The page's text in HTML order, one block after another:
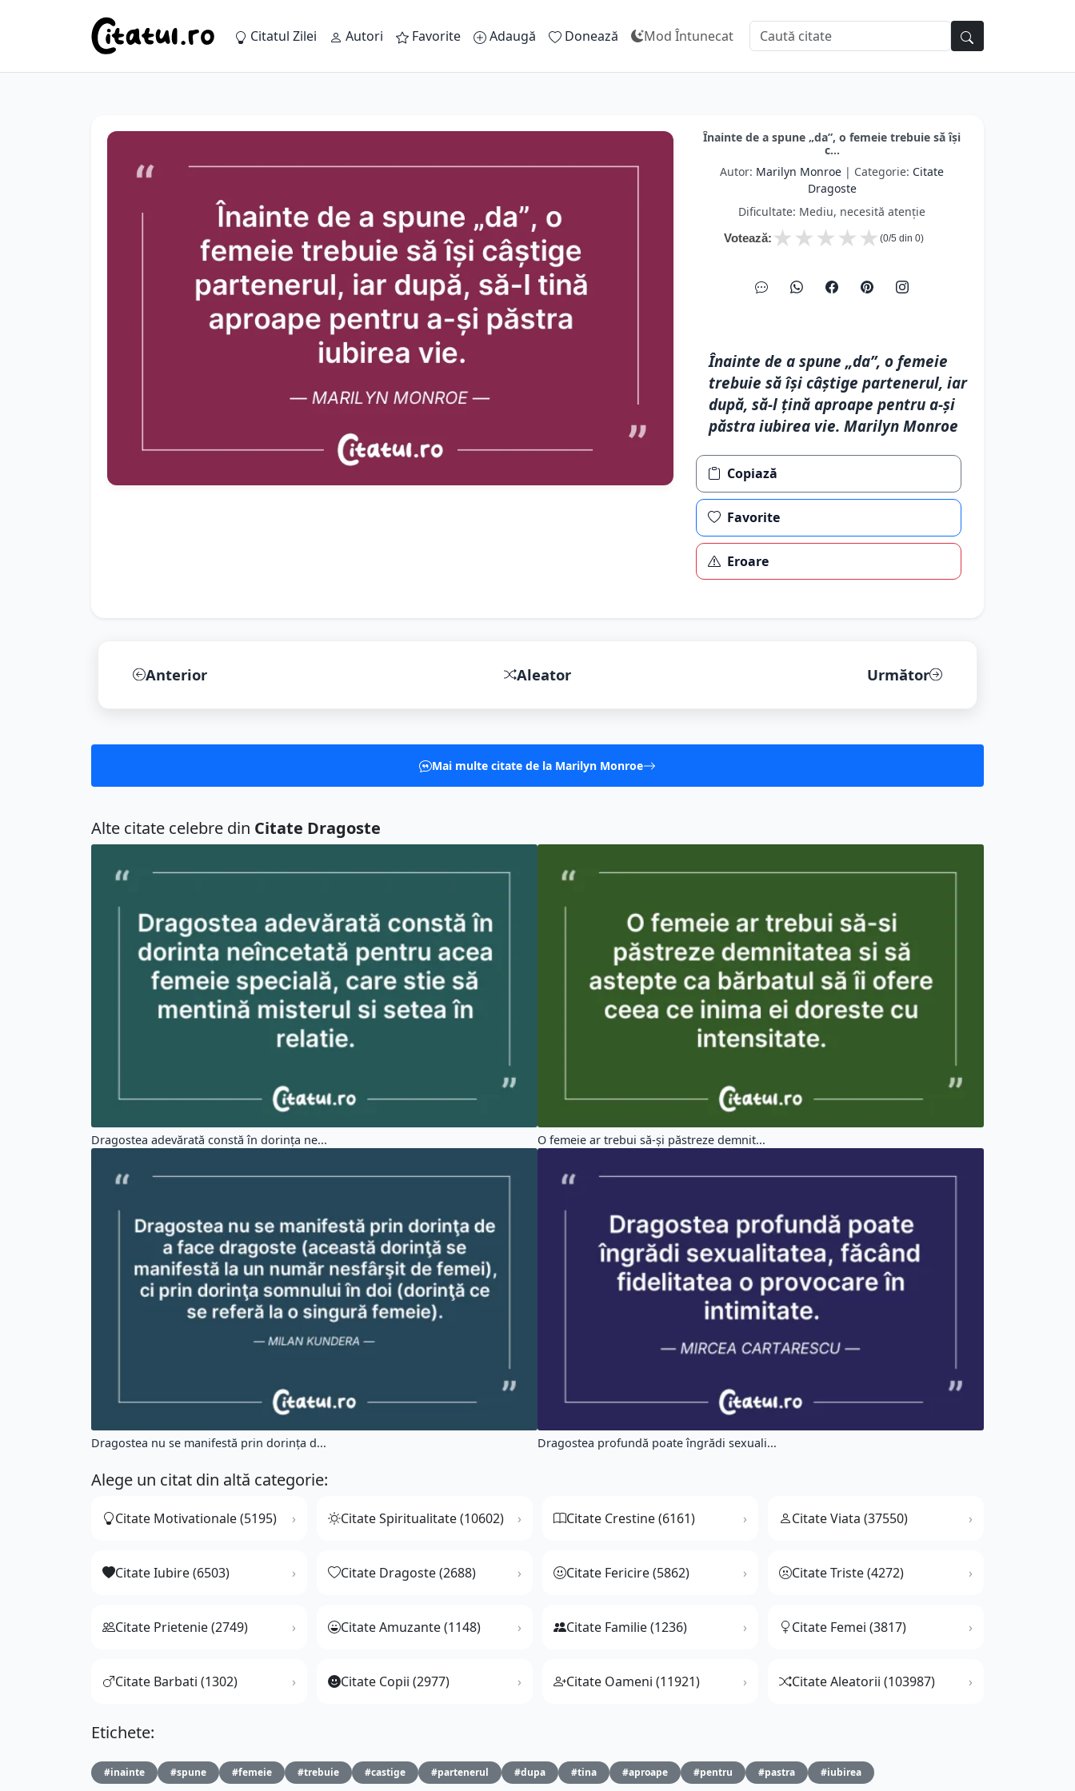
Citatul Zilei Autori Favorite Adaugă Donează Mod Întunecat
Înainte de a spune „da”, o femeie trebuie să își
c...
Autor: Marilyn Monroe | Categorie: Citate
Dragoste
Dificultate: Mediu, necesită atenție
Votează: ★
★
★
★
★ (0/5 din 0)
Înainte de a spune „da”, o femeie
trebuie să își câștige partenerul, iar
după, să-l țină aproape pentru a-și
păstra iubirea vie. Marilyn Monroe
Copiază
Favorite
Eroare
Anterior Aleator Următor
Mai multe citate de la Marilyn Monroe
Alte citate celebre din Citate Dragoste
Dragostea adevărată constă în dorința ne... O femeie ar trebui să-și păstreze demnit...
Dragostea nu se manifestă prin dorinţa d... Dragostea profundă poate îngrădi sexuali...
Alege un citat din altă categorie:
Citate Motivationale (5195) Citate Spiritualitate (10602) Citate Crestine (6161) Citate Viata (37550)
Citate Iubire (6503) Citate Dragoste (2688) Citate Fericire (5862) Citate Triste (4272)
Citate Prietenie (2749) Citate Amuzante (1148) Citate Familie (1236) Citate Femei (3817)
Citate Barbati (1302) Citate Copii (2977) Citate Oameni (11921) Citate Aleatorii (103987)
Etichete:
#inainte #spune #femeie #trebuie #castige #partenerul #dupa #tina #aproape #pentru #pastra #iubirea